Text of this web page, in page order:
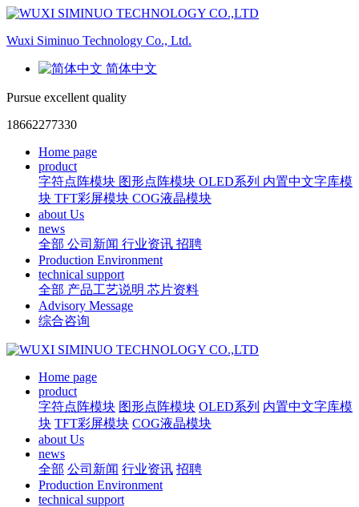
Wuxi Siminuo Technology Co., Ltd.
简体中文
Pursue excellent quality
18662277330
Home page
product
字符点阵模块 图形点阵模块 OLED系列 内置中文字库模
块 TFT彩屏模块 COG液晶模块
about Us
news
全部 公司新闻 行业资讯 招聘
Production Environment
technical support
全部 产品工艺说明 芯片资料
Advisory Message
综合咨询
Home page
product
字符点阵模块 图形点阵模块 OLED系列 内置中文字库模
块 TFT彩屏模块 COG液晶模块
about Us
news
全部 公司新闻 行业资讯 招聘
Production Environment
technical support